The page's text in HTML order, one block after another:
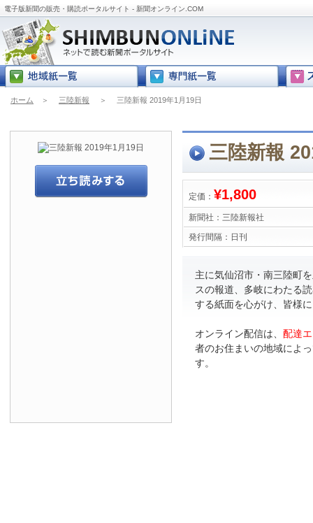
電子版新聞の販売・購読ポータルサイト - 新聞オンライン.COM
ホーム ＞ 三陸新報 ＞ 三陸新報 2019年1月19日
三陸新報
定価： ¥1,800
新聞社： 三陸新報社
発行間隔： 日刊
主に気仙沼市・南三陸町
スの報道、多岐にわたる
する紙面を心がけ、皆様
オンライン配信は、 配達
者のお住まいの地域によ
す。